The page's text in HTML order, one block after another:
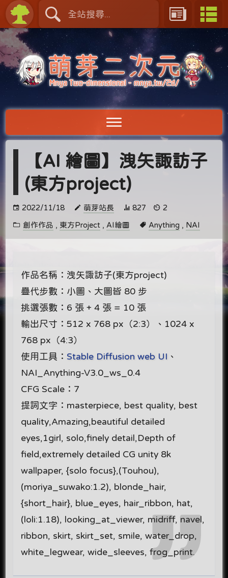
【AI 繪圖】洩矢諏訪子
(東方project)
2022/11/18 萌芽站長 827 2
創作作品 , 東方Project , AI繪圖 Anything , NAI
作品名稱：洩矢諏訪子(東方project)
疊代步數：小圖、大圖皆 80 步
挑選張數：6 張 + 4 張 = 10 張
輸出尺寸：512 x 768 px（2:3）、1024 x
768 px（4:3）
使用工具： Stable Diffusion web UI 、
NAI_Anything-V3.0_ws_0.4
CFG Scale：7
提詞文字：masterpiece, best quality, best
quality,Amazing,beautiful detailed
eyes,1girl, solo,finely detail,Depth of
field,extremely detailed CG unity 8k
wallpaper, {solo focus},(Touhou),
(moriya_suwako:1.2), blonde_hair,
{short_hair}, blue_eyes, hair_ribbon, hat,
(loli:1.18), looking_at_viewer, midriff, navel,
ribbon, skirt, skirt_set, smile, water_drop,
white_legwear, wide_sleeves, frog_print.